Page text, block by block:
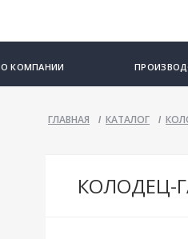
О КОМПАНИИ
ГЛАВНАЯ / КАТАЛОГ /
КОЛОДЕЦ-